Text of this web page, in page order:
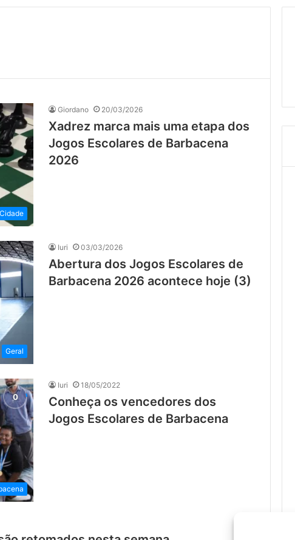
Cidade
Giordano 20/03/2026
Xadrez marca mais uma etapa dos
Jogos Escolares de Barbacena
2026
Geral
Iuri 03/03/2026
Abertura dos Jogos Escolares de
Barbacena 2026 acontece hoje (3)
Iuri 18/05/2022
Conheça os vencedores dos
Jogos Escolares de Barbacena